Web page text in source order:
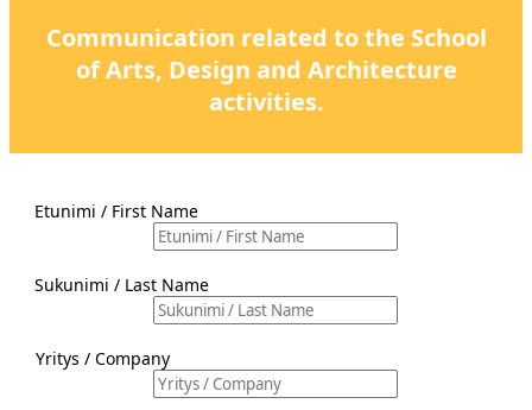
Communication related to the School
of Arts, Design and Architecture
activities.
Etunimi / First Name
Sukunimi / Last Name
Yritys / Company